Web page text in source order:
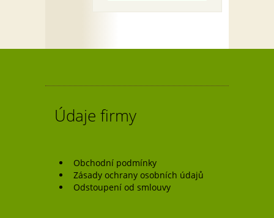
Údaje firmy
Obchodní podmínky
Zásady ochrany osobních údajů
Odstoupení od smlouvy